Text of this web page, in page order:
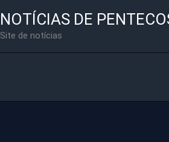
NOTÍCIAS DE
Site de notícias